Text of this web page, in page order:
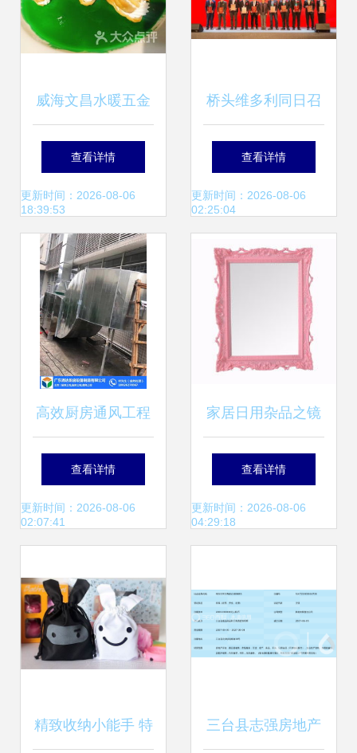
威海文昌水暖五金
与日用杂品附近的
商户指南
查看详情
更新时间：2026-08-06
18:39:53
桥头维多利同日召
开两大全国性盛
会，纽扣行业迎发
展新机遇
查看详情
更新时间：2026-08-06
02:25:04
高效厨房通风工程
设计、咨询与日用
杂品一站式解决方
查看详情
更新时间：2026-08-06
02:07:41
家居日用杂品之镜
子全攻略 价格、批
发、厂家与选购大
查看详情
更新时间：2026-08-06
04:29:18
精致收纳小能手 特 三台县志强房地产